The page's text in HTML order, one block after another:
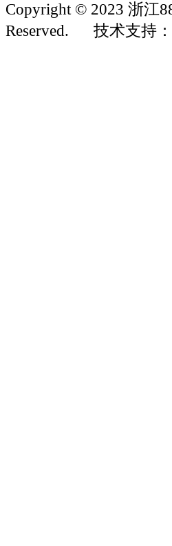
Copyright © 2023 浙江
Reserved.
技术支持：